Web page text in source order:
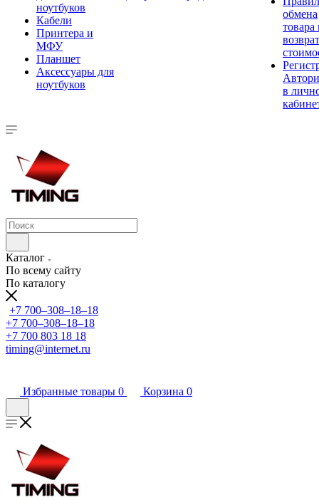
ноутбуков
Кабели
Принтера и
МФУ
Планшет
Аксессуары для
ноутбуков
обмена
товара
в
Каталог
По всему сайту
По каталогу
+7 700‒308‒18‒18
+7 700‒308‒18‒18
+7 700 803 18 18
timing@internet.ru
Избранные товары 0 Корзина 0